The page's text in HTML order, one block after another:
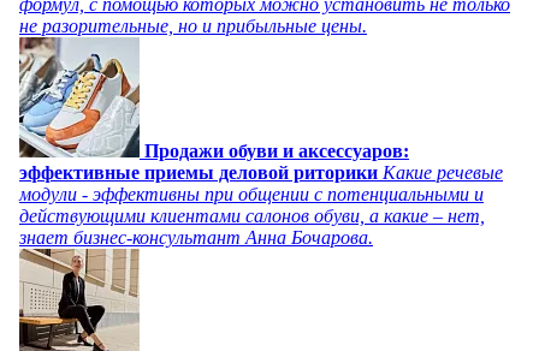
формул, с помощью которых можно установить не только
не разорительные, но и прибыльные цены.
Продажи обуви и аксессуаров:
эффективные приемы деловой риторики Какие речевые
модули - эффективны при общении с потенциальными и
действующими клиентами салонов обуви, а какие – нет,
знает бизнес-консультант Анна Бочарова.